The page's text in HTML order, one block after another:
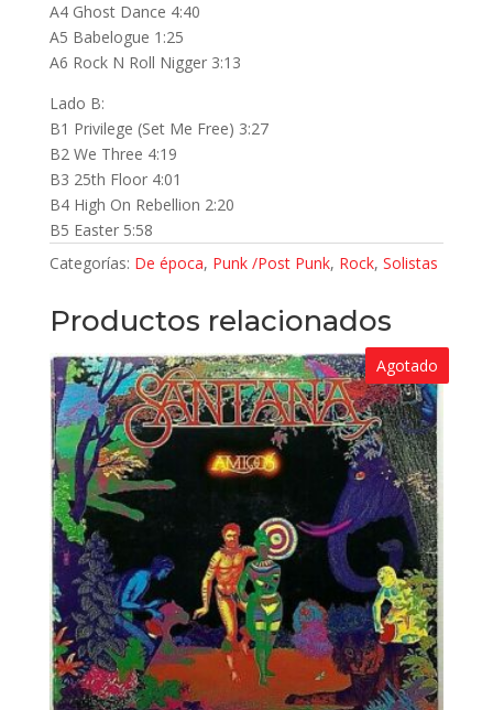
A4 Ghost Dance 4:40
A5 Babelogue 1:25
A6 Rock N Roll Nigger 3:13
Lado B:
B1 Privilege (Set Me Free) 3:27
B2 We Three 4:19
B3 25th Floor 4:01
B4 High On Rebellion 2:20
B5 Easter 5:58
Categorías: De época, Punk /Post Punk, Rock, Solistas
Productos relacionados
Agotado